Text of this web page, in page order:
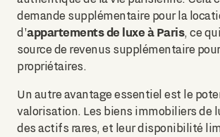
demande supplémentaire pour la
d'appartements de luxe à Paris, ce
source de revenus supplémentaire
propriétaires.
Un autre avantage essentiel est le
valorisation. Les biens immobiliers de
des actifs rares, et leur disponibilité